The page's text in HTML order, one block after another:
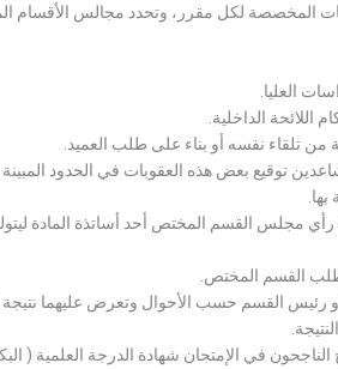
المخصصة لكل مقرر، وتحدد مجالس
العليا.
الداخلية.
تلقاء نفسه أو بناء على طلب العميد.
توقيع بعض هذه العقوبات في الحدود المبينة
رأي مجلس القسم المختص أحد أساتذة المادة
القسم المختص.
القسم حسب الأحوال وتعرض عليهما نتيجة
في الإمتحان شهادة الدرجة العلمية (